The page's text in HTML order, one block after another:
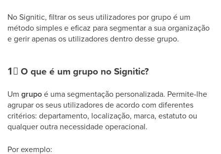
No Signitic, filtrar os seus utilizadores por grupo é um
método simples e eficaz para segmentar a sua organização
e gerir apenas os utilizadores dentro desse grupo.
1⃣ O que é um grupo no Signitic?
Um grupoé uma segmentação personalizada. Permite-lhe
agrupar os seus utilizadores de acordo com diferentes
critérios: departamento, localização, marca, estatuto ou
qualquer outra necessidade operacional.
Por exemplo: